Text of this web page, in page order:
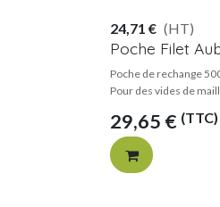
Poche Filet
Poche de rechange
Pour des vides de
29,65 € (TTC)
24,71 € (HT)